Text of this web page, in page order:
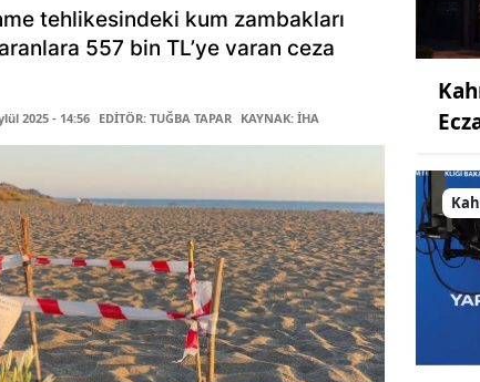
tehlikesindeki kum zambakları
557 bin TL’ye varan ceza
2025 - 14:56 EDİTÖR: TUĞBA TAPAR KAYNAK: İHA